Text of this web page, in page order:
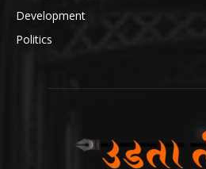
Development
Politics